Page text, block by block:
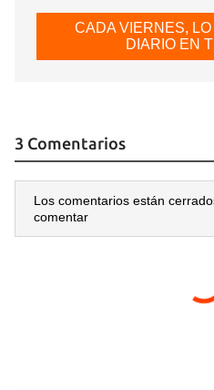
Guardar como favorito
iniciar sesión con tu cuenta
CADA VIERNES,
DIARIO EN
3 Comentarios
Los comentarios están
comentar